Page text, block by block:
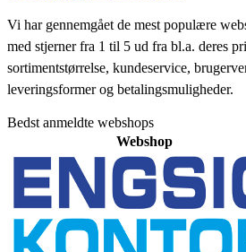
Vi har gennemgået de mest populære
med stjerner fra 1 til 5 ud fra bl.a. deres
sortimentstørrelse, kundeservice,
leveringsformer og betalingsmuligheder.
Bedst anmeldte webshops
Webshop